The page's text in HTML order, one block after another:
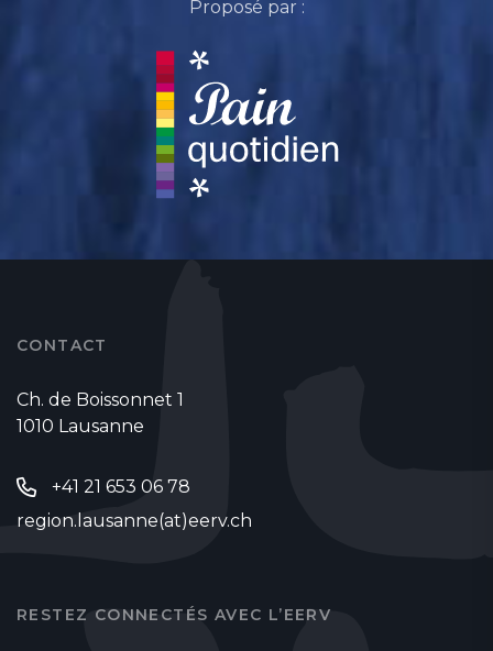
Proposé par :
CONTACT
Ch. de Boissonnet 1
1010 Lausanne
+41 21 653 06 78
region.lausanne(at)eerv.ch
RESTEZ CONNECTÉS AVEC L’EERV